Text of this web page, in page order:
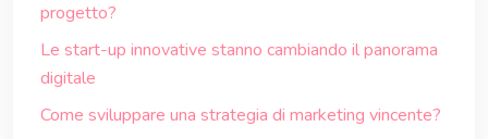
progetto?
Le start-up innovative stanno cambiando il panorama
digitale
Come sviluppare una strategia di marketing vincente?